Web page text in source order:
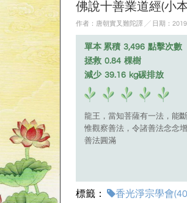
佛說十善業道經(小
作者：唐朝實叉難陀譯 ╱ 日期：
單本 累積 3,496 點擊次數
拯救 0.84 棵樹
減少 39.16 kg碳排放
龍王，當知菩薩有一法，能
惟觀察善法，令諸善法念念
善法圓滿
標籤： 香光淨宗學會